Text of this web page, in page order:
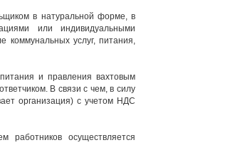
в натуральной форме, в
или индивидуальными
коммунальных услуг, питания,
и правления вахтовым
В связи с чем, в силу
организация) с учетом НДС
работников осуществляется